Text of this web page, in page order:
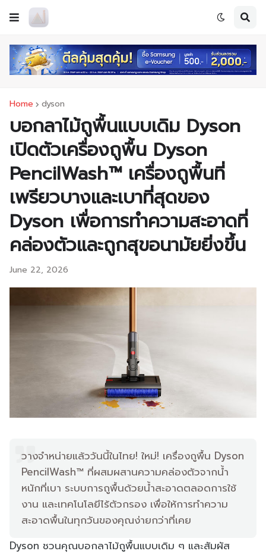
Home dyson
บอกลาไม้ถูพื้นแบบเดิม Dyson
เปิดตัวเครื่องถูพื้น Dyson
PencilWash™ เครื่องถูพื้นที่
เพรียวบางและเบาที่สุดของ
Dyson เพื่อการทำความสะอาดที่
คล่องตัวและถูกสุขอนามัยยิ่งขึ้น
June 22, 2026
วางจำหน่ายแล้ววันนี้ในไทย! ใหม่! เครื่องถูพื้น Dyson
PencilWash™ ที่ผสมผสานความคล่องตัวจากน้ำ
หนักที่เบา ระบบการถูพื้นด้วยน้ำสะอาดตลอดการใช้
งาน และเทคโนโลยีไร้ตัวกรอง เพื่อให้การทำความ
สะอาดพื้นในทุกวันของคุณง่ายกว่าที่เคย
Dyson ชวนคุณบอกลาไม้ถูพื้นแบบเดิม ๆ และสัมผัส